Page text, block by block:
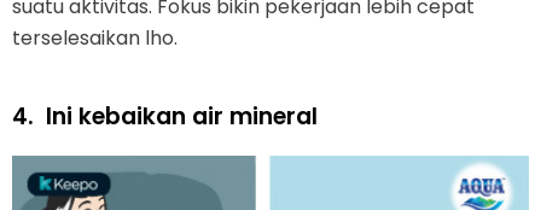
suatu aktivitas. Fokus bikin pekerjaan lebih cepat
terselesaikan lho.
4. Ini kebaikan air mineral